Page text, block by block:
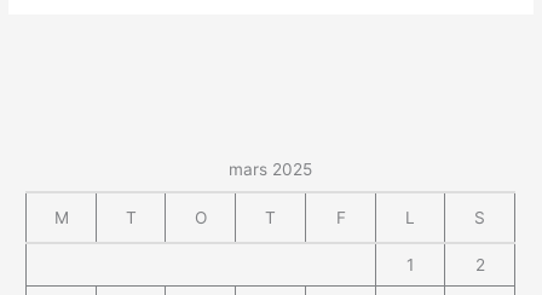
mars 2025
M T O T F L S
1 2